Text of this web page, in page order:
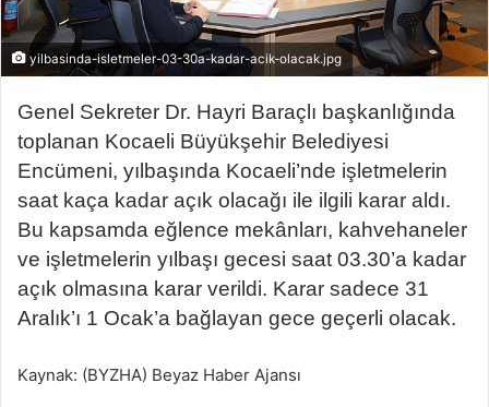
yilbasinda-isletmeler-03-30a-kadar-acik-olacak.jpg
Genel Sekreter Dr. Hayri Baraçlı başkanlığında
toplanan Kocaeli Büyükşehir Belediyesi
Encümeni, yılbaşında Kocaeli’nde işletmelerin
saat kaça kadar açık olacağı ile ilgili karar aldı.
Bu kapsamda eğlence mekânları, kahvehaneler
ve işletmelerin yılbaşı gecesi saat 03.30’a kadar
açık olmasına karar verildi. Karar sadece 31
Aralık’ı 1 Ocak’a bağlayan gece geçerli olacak.
Kaynak: (BYZHA) Beyaz Haber Ajansı